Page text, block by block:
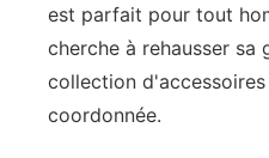
est parfait pour tout
cherche à rehausser sa
collection
coordonnée.